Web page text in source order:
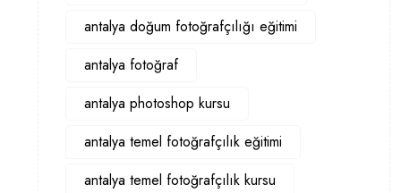
antalya doğum fotoğrafçılığı eğitimi
antalya fotoğraf
antalya photoshop kursu
antalya temel fotoğrafçılık eğitimi
antalya temel fotoğrafçılık kursu